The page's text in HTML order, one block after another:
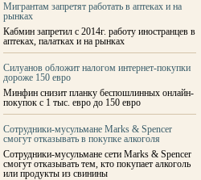
Мигрантам запретят работать в аптеках и на
рынках
Кабмин запретил с 2014г. работу иностранцев в
аптеках, палатках и на рынках
Силуанов обложит налогом интернет-покупки
дороже 150 евро
Минфин снизит планку беспошлинных онлайн-
покупок с 1 тыс. евро до 150 евро
Сотрудники-мусульмане Marks & Spencer
смогут отказывать в покупке алкоголя
Сотрудники-мусульмане сети Marks & Spencer
смогут отказывать тем, кто покупает алкоголь
или продукты из свинины